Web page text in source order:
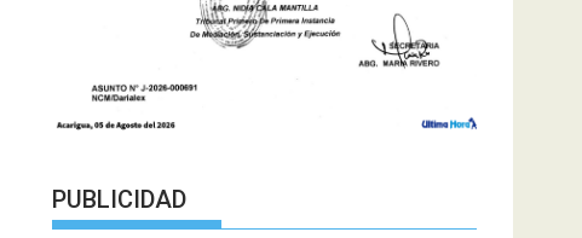
PUBLICIDAD